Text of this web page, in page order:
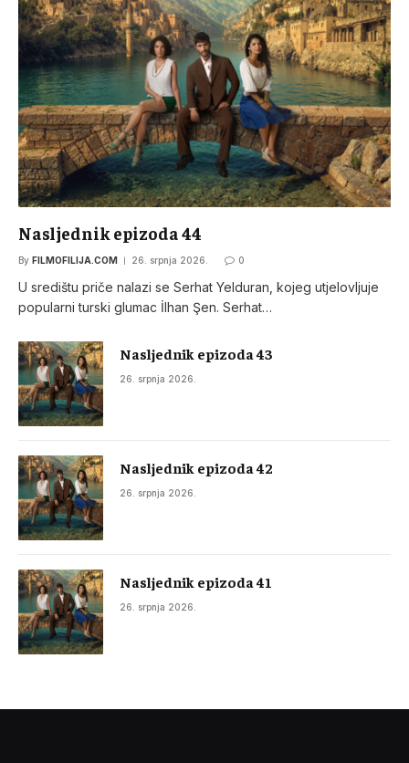
Nasljednik epizoda 44
By FILMOFILIJA.COM 26. srpnja 2026. 0
U središtu priče nalazi se Serhat Yelduran, kojeg utjelovljuje
popularni turski glumac İlhan Şen. Serhat…
Nasljednik epizoda 43
26. srpnja 2026.
Nasljednik epizoda 42
26. srpnja 2026.
Nasljednik epizoda 41
26. srpnja 2026.